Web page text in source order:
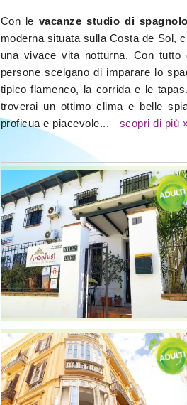
Con le vacanze studio di
moderna situata sulla Costa de Sol,
una vivace vita notturna. Con
persone scelgano di imparare lo
tipico flamenco, la corrida e le
troverai un ottimo clima e belle
proficua e piacevole...
scopri di più